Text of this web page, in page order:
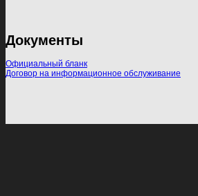
Документы
Официальный бланк
Договор на информационное обслуживание